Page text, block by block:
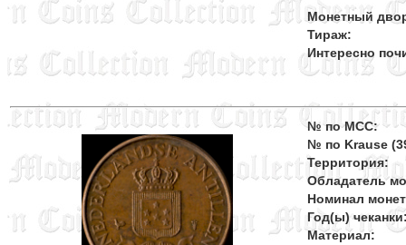
Монетный
Тираж:
Интересно
№ по MCC:
№ по Krause
Территория:
Обладатель
Номинал
Год(ы)
Материал: